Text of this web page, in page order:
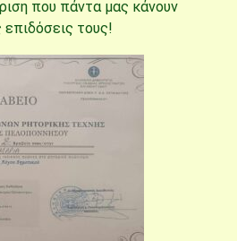
που πάντα μας κάνουν
τους!